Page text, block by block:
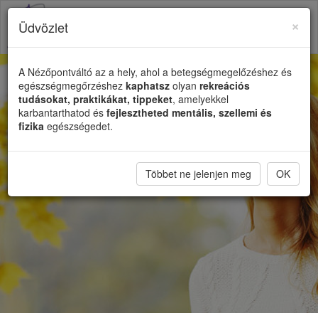
×
Üdvözlet
A Nézőpontváltó az a hely, ahol a betegségmegelőzéshez és
egészségmegőrzéshez kaphatsz olyan rekreációs
tudásokat, praktikákat, tippeket, amelyekkel
karbantarthatod és fejlesztheted mentális, szellemi és
fizika egészségedet.
Többet ne jelenjen meg OK